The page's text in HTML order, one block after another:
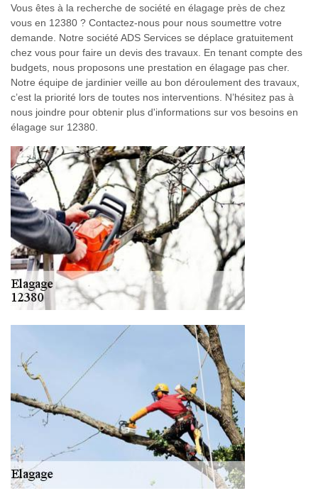
Vous êtes à la recherche de société en élagage près de chez
vous en 12380 ? Contactez-nous pour nous soumettre votre
demande. Notre société ADS Services se déplace gratuitement
chez vous pour faire un devis des travaux. En tenant compte des
budgets, nous proposons une prestation en élagage pas cher.
Notre équipe de jardinier veille au bon déroulement des travaux,
c’est la priorité lors de toutes nos interventions. N’hésitez pas à
nous joindre pour obtenir plus d'informations sur vos besoins en
élagage sur 12380.